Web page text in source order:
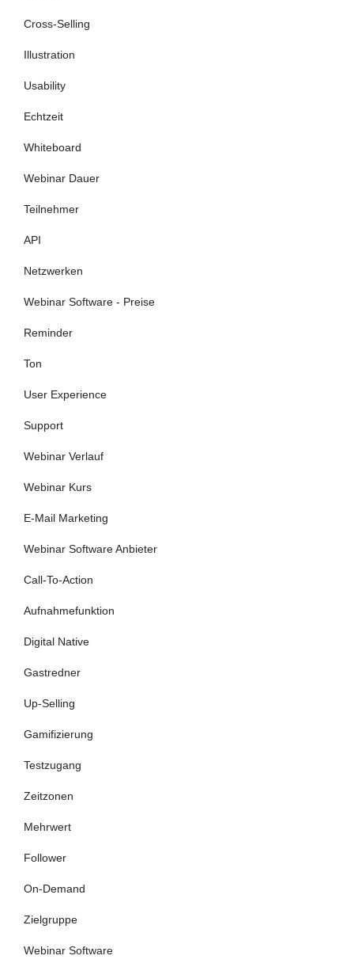
Cross-Selling
Illustration
Usability
Echtzeit
Whiteboard
Webinar Dauer
Teilnehmer
API
Netzwerken
Webinar Software - Preise
Reminder
Ton
User Experience
Support
Webinar Verlauf
Webinar Kurs
E-Mail Marketing
Webinar Software Anbieter
Call-To-Action
Aufnahmefunktion
Digital Native
Gastredner
Up-Selling
Gamifizierung
Testzugang
Zeitzonen
Mehrwert
Follower
On-Demand
Zielgruppe
Webinar Software